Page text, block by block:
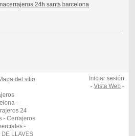
cerrajeros 24h sants barcelona
del sitio
-
24
- Cerrajeros
-
LLAVES
Iniciar sesión
-Vista Web -